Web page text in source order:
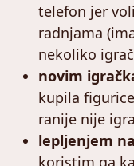
telefon jer
radnjama
nekoliko
novim
kupila
ranije nije
lepljenjem